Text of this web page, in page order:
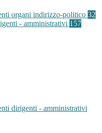
organi indirizzo-politico 32
- amministrativi 157
dirigenti - amministrativi